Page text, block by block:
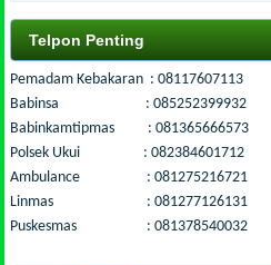
Telpon Penting
Pemadam Kebakaran : 08117607113
Babinsa : 085252399932
Babinkamtipmas : 081365666573
Polsek Ukui : 082384601712
Ambulance : 081275216721
Linmas : 081277126131
Puskesmas : 081378540032